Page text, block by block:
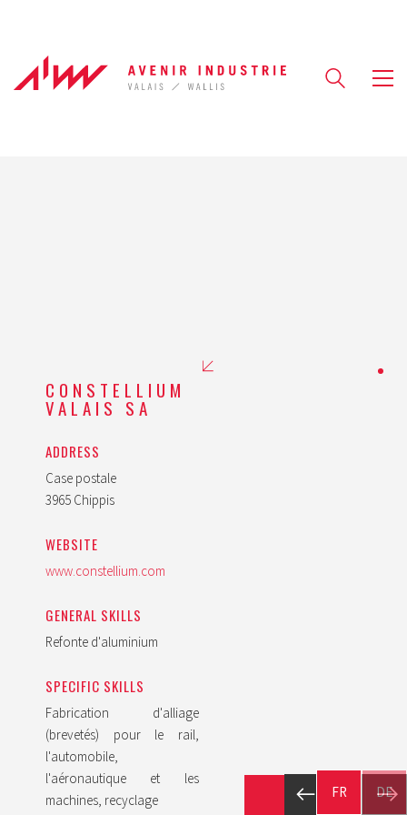
CONSTELLIUM
VALAIS SA
ADDRESS
Case postale
3965 Chippis
WEBSITE
www.constellium.com
GENERAL SKILLS
Refonte d'aluminium
SPECIFIC SKILLS
Fabrication d'alliage
(brevetés) pour le rail,
l'automobile,
l'aéronautique et les
machines, recyclage
FR DE